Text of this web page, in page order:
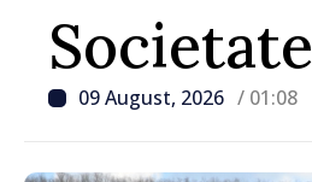
Societate
09 August, 2026 / 01:08